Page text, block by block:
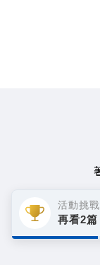
遠見天
活動挑
再看2